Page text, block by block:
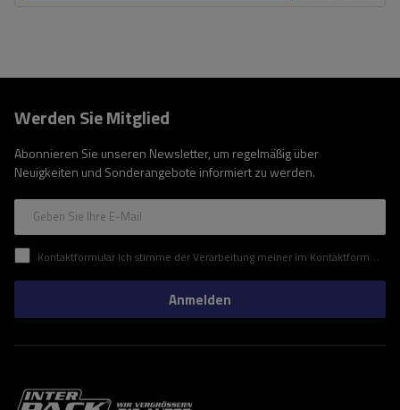
Werden Sie Mitglied
Abonnieren Sie unseren Newsletter, um regelmäßig über
Neuigkeiten und Sonderangebote informiert zu werden.
Geben Sie Ihre E-Mail
Kontaktformular Ich stimme der Verarbeitung meiner im Kontaktformular enthaltenen personenbezogenen Daten gemäß der Verordnung (EU) des Europäischen Parlaments und des Rates zu.
Anmelden